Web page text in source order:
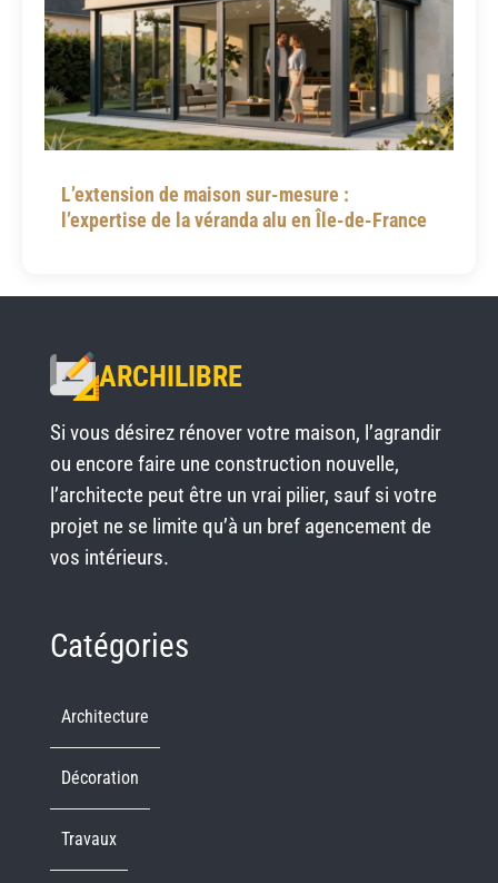
L’extension de maison sur-mesure :
l’expertise de la véranda alu en Île-de-France
ARCHILIBRE
Si vous désirez rénover votre maison, l’agrandir
ou encore faire une construction nouvelle,
l’architecte peut être un vrai pilier, sauf si votre
projet ne se limite qu’à un bref agencement de
vos intérieurs.
Catégories
Architecture
Décoration
Travaux